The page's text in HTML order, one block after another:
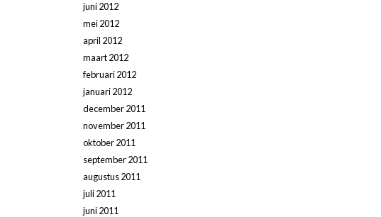
juni 2012
mei 2012
april 2012
maart 2012
februari 2012
januari 2012
december 2011
november 2011
oktober 2011
september 2011
augustus 2011
juli 2011
juni 2011